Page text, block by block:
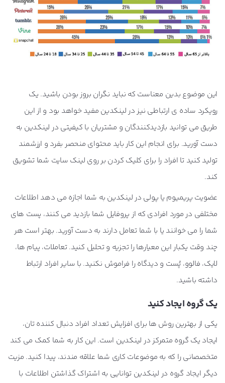
این موضوع بدین معناست که نباید نگران بروز بودن باشید. یک
رویکرد ساده ی ارتباطی نیز در لینکدین مفید خواهد بود و از این
طریق می توانید بازدیدکنندگان و مشتریان با کیفیتی در لینکدین به
دست آورید. برای انجام این کار باید محتوای منحصر بفرد و ارزشمند
تولید کنید تا افراد را برای کلیک کردن بر روی لینک سایت شما تشویق
کند.
عضویت پریمیوم یا پولی در لینکدین به شما اجازه می دهد اطلاعات
مختلفی در مورد افرادی که از پروفایل شما بازدید می کنند، پست های
شما را می خوانند یا با شما تعامل دارند به دست آورید. بهتر است هر
چند وقت یکبار این معیارها را تجزیه و تحلیل کنید. تعاملات، پیام ها،
لایک، فالوو، پُست و دیدگاه را فراموش نکنید. با سایر افراد ارتباط
داشته باشید.
یک گروه ایجاد کنید
یکی از بهترین روش ها برای افزایش تعداد افراد دنبال کننده تان،
ایجاد یک گروه متمرکز در لینکدین است. این کار به شما کمک می کند
متخصصانی را که به موضوعات کاری شما علاقه مندند، پیدا کنید. مزیت
دیگر ایجاد گروه در لینکدین توانایی به اشتراک گذاشتن اطلاعات با